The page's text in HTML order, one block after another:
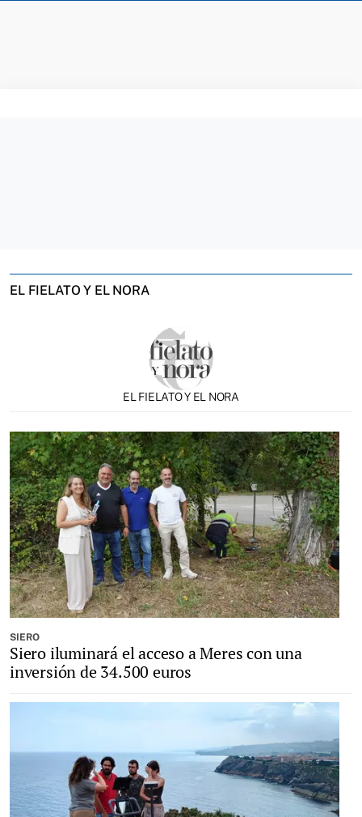
EL FIELATO Y EL NORA
EL FIELATO Y EL NORA
SIERO
Siero iluminará el acceso a Meres con una
inversión de 34.500 euros